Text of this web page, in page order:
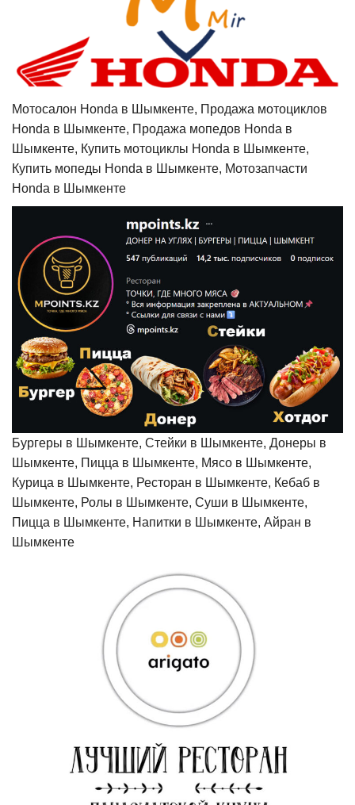
Мотосалон Honda в Шымкенте, Продажа мотоциклов
Honda в Шымкенте, Продажа мопедов Honda в
Шымкенте, Купить мотоциклы Honda в Шымкенте,
Купить мопеды Honda в Шымкенте, Мотозапчасти
Honda в Шымкенте
Бургеры в Шымкенте, Стейки в Шымкенте, Донеры в
Шымкенте, Пицца в Шымкенте, Мясо в Шымкенте,
Курица в Шымкенте, Ресторан в Шымкенте, Кебаб в
Шымкенте, Ролы в Шымкенте, Суши в Шымкенте,
Пицца в Шымкенте, Напитки в Шымкенте, Айран в
Шымкенте